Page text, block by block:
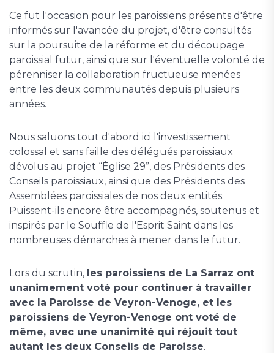
Ce fut l'occasion pour les paroissiens présents d'être
informés sur l'avancée du projet, d'être consultés
sur la poursuite de la réforme et du découpage
paroissial futur, ainsi que sur l'éventuelle volonté de
pérenniser la collaboration fructueuse menées
entre les deux communautés depuis plusieurs
années.
Nous saluons tout d'abord ici l'investissement
colossal et sans faille des délégués paroissiaux
dévolus au projet “Église 29”, des Présidents des
Conseils paroissiaux, ainsi que des Présidents des
Assemblées paroissiales de nos deux entités.
Puissent-ils encore être accompagnés, soutenus et
inspirés par le Souffle de l'Esprit Saint dans les
nombreuses démarches à mener dans le futur.
Lors du scrutin, les paroissiens de La Sarraz ont
unanimement voté pour continuer à travailler
avec la Paroisse de Veyron-Venoge, et les
paroissiens de Veyron-Venoge ont voté de
même, avec une unanimité qui réjouit tout
autant les deux Conseils de Paroisse.